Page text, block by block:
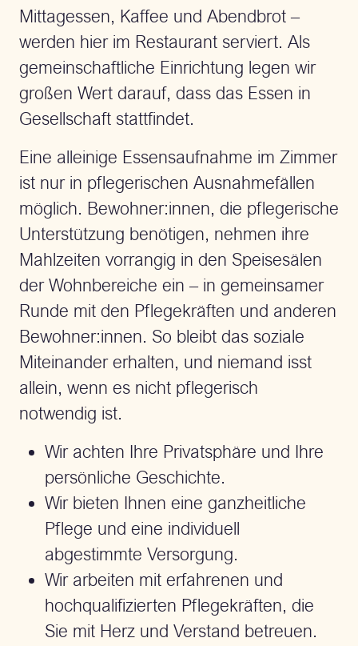
Mittagessen, Kaffee und Abendbrot –
werden hier im Restaurant serviert. Als
gemeinschaftliche Einrichtung legen wir
großen Wert darauf, dass das Essen in
Gesellschaft stattfindet.
Eine alleinige Essensaufnahme im Zimmer
ist nur in pflegerischen Ausnahmefällen
möglich. Bewohner:innen, die pflegerische
Unterstützung benötigen, nehmen ihre
Mahlzeiten vorrangig in den Speisesälen
der Wohnbereiche ein – in gemeinsamer
Runde mit den Pflegekräften und anderen
Bewohner:innen. So bleibt das soziale
Miteinander erhalten, und niemand isst
allein, wenn es nicht pflegerisch
notwendig ist.
Wir achten Ihre Privatsphäre und Ihre
persönliche Geschichte.
Wir bieten Ihnen eine ganzheitliche
Pflege und eine individuell
abgestimmte Versorgung.
Wir arbeiten mit erfahrenen und
hochqualifizierten Pflegekräften, die
Sie mit Herz und Verstand betreuen.